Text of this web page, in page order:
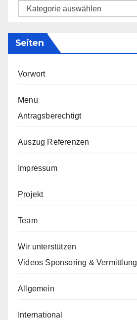
Kategorien
Seiten
Vorwort
Menu
Antragsberechtigt
Auszug Referenzen
Impressum
Projekt
Team
Wir unterstützen
Videos Sponsoring & Vermittlung
Allgemein
International